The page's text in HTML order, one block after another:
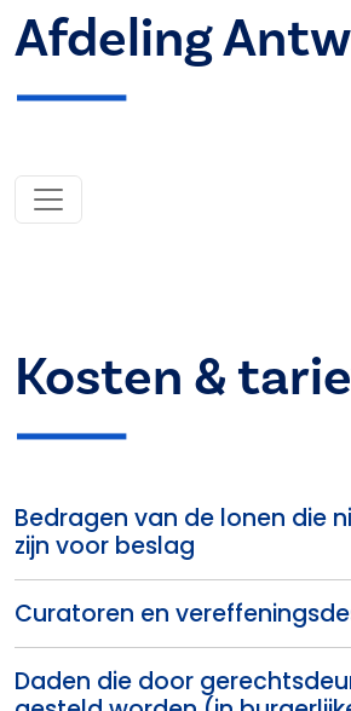
Afdeling
Kosten &
Bedragen van de lonen die
zijn voor beslag
Curatoren en
Daden die door